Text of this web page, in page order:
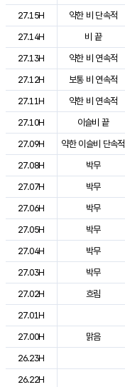
27.15H
약한 비 단속적
27.14H
비 끝
27.13H
약한 비 연속적
27.12H
보통 비 연속적
27.11H
약한 비 연속적
27.10H
이슬비 끝
27.09H
약한 이슬비 단속적
27.08H
박무
27.07H
박무
27.06H
박무
27.05H
박무
27.04H
박무
27.03H
박무
27.02H
흐림
27.01H
27.00H
맑음
26.23H
26.22H